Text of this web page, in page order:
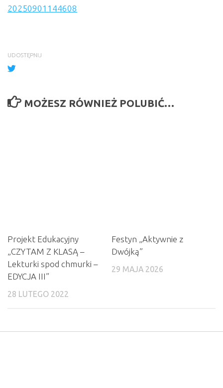
20250901144608
UDOSTĘPNIJ
MOŻESZ RÓWNIEŻ POLUBIĆ…
Projekt Edukacyjny
„CZYTAM Z KLASĄ –
Lekturki spod chmurki –
EDYCJA III”
28 LUTEGO 2022
Festyn „Aktywnie z
Dwójką”
29 MAJA 2026